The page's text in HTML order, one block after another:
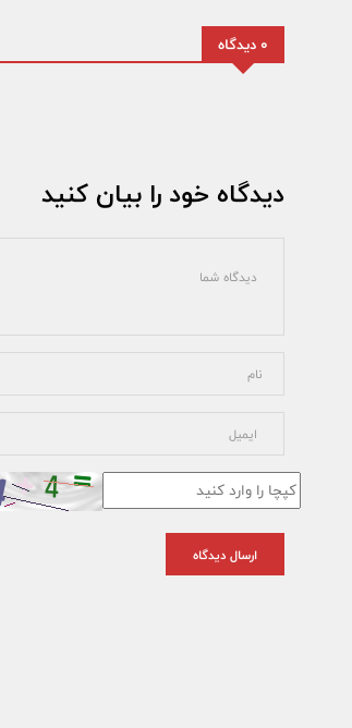
0 دیدگاه
دیدگاه خود را بیان کنید
ارسال دیدگاه